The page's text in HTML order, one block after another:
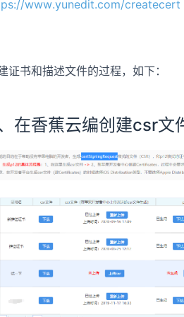
www.yunedit.com/createcert
证书和描述文件的过程，如下：
在香蕉云编创建csr文